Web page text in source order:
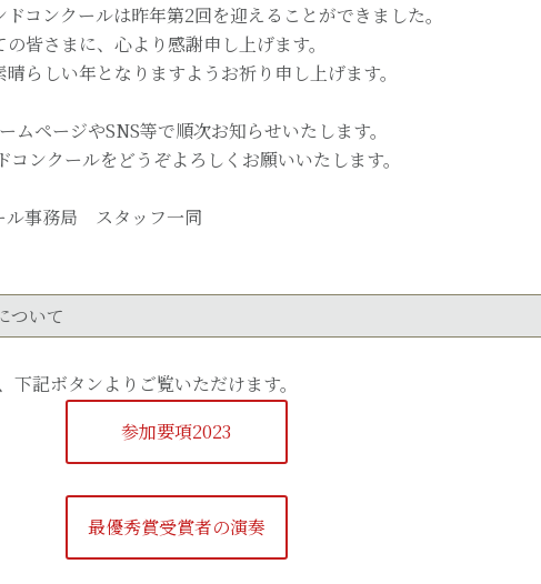
コンクールは昨年第2回を迎えることができました。
皆さまに、心より感謝申し上げます。
らしい年となりますようお祈り申し上げます。
ムページやSNS等で順次お知らせいたします。
ンクールをどうぞよろしくお願いいたします。
ル事務局 スタッフ一同
ついて
下記ボタンよりご覧いただけます。
参加要項2023
最優秀賞受賞者の演奏